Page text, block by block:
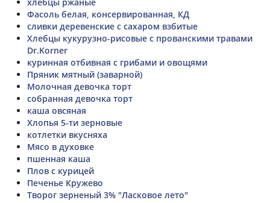
Фасоль белая, консервированная, КД
сливки деревенские с сахаром взбитые
Хлебцы кукурузно-рисовые с прованскими травами
Dr.Korner
куринная отбивная с грибами и овощями
Пряник мятный (заварной)
Молочная девочка торт
собранная девочка торт
каша овсяная
Хлопья 5-ти зерновые
котлетки вкусняха
Мясо в духовке
пшенная каша
Плов с курицей
Печенье Кружево
Творог зерненый 3% "Ласковое лето"